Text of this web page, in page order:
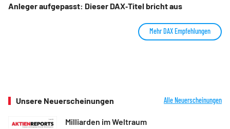
Anleger aufgepasst: Dieser DAX‑Titel bricht aus
Mehr DAX Empfehlungen
Unsere Neuerscheinungen Alle Neuerscheinungen
Milliarden im Weltraum